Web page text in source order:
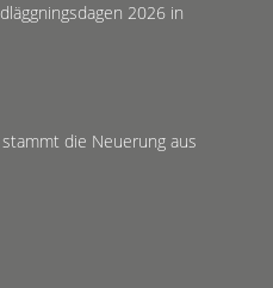
2026 in
die Neuerung aus